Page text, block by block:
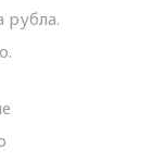
рубла.